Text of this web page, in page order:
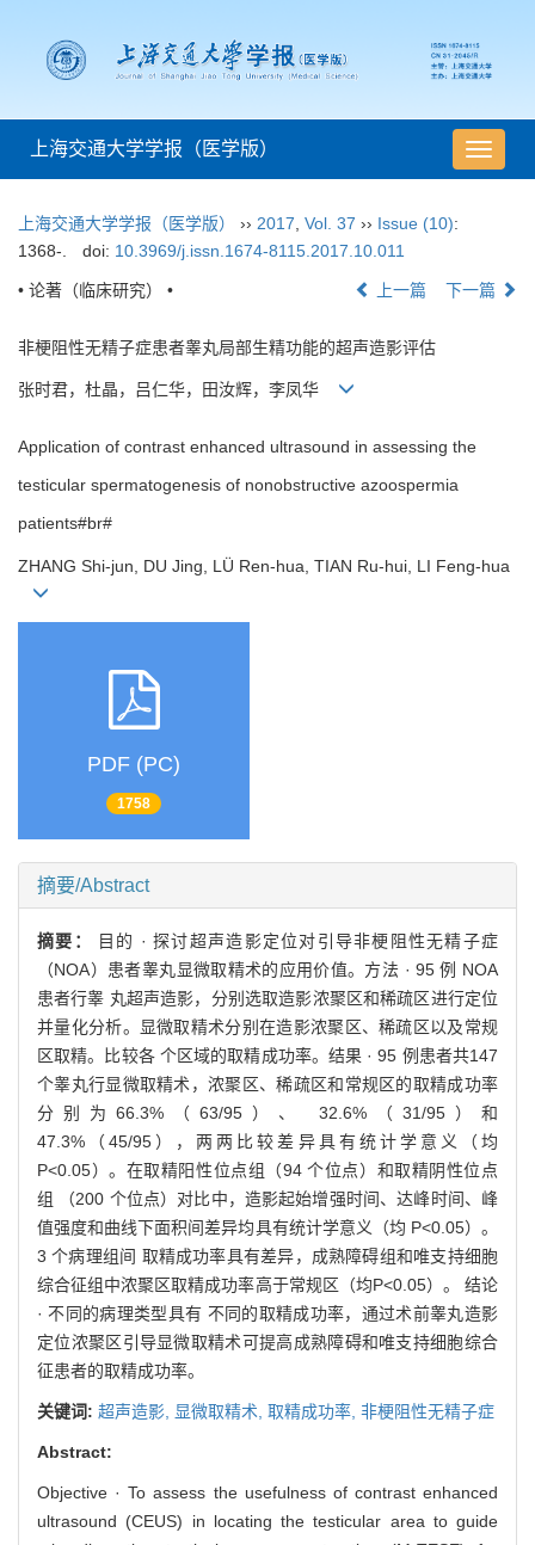
导
航
上海交通大学学报（医学版）
上海交通大学学报（医学版） ›› 2017 Vol. 37 ›› Issue (10):
1368-.
doi: 10.3969/j.issn.1674-8115.2017.10.011
• 论著（临床研究） • 上一篇 下一篇
非梗阻性无精子症患者睾丸局部生精功能的超声造影评估
张时君，杜晶，吕仁华，田汝辉，李凤华
Application of contrast enhanced ultrasound in assessing the
testicular spermatogenesis of nonobstructive azoospermia
patients#br#
ZHANG Shi-jun, DU Jing, LÜ Ren-hua, TIAN Ru-hui, LI Feng-hua
PDF (PC)
1758
摘要/Abstract
摘要：
目的 · 探讨超声造影定位对引导非梗阻性无精子症
（NOA）患者睾丸显微取精术的应用价值。方法 · 95 例 NOA
患者行睾 丸超声造影，分别选取造影浓聚区和稀疏区进行定位
并量化分析。显微取精术分别在造影浓聚区、稀疏区以及常规
区取精。比较各 个区域的取精成功率。结果 · 95 例患者共147
个睾丸行显微取精术，浓聚区、稀疏区和常规区的取精成功率
分别为66.3%（63/95）、 32.6%（31/95）和
47.3%（45/95），两两比较差异具有统计学意义（均
P<0.05）。在取精阳性位点组（94 个位点）和取精阴性位点
组 （200 个位点）对比中，造影起始增强时间、达峰时间、峰
值强度和曲线下面积间差异均具有统计学意义（均 P<0.05）。
3 个病理组间 取精成功率具有差异，成熟障碍组和唯支持细胞
综合征组中浓聚区取精成功率高于常规区（均P<0.05）。 结论
· 不同的病理类型具有 不同的取精成功率，通过术前睾丸造影
定位浓聚区引导显微取精术可提高成熟障碍和唯支持细胞综合
征患者的取精成功率。
关键词: 超声造影, 显微取精术, 取精成功率, 非梗阻性无精子症
Abstract:
Objective · To assess the usefulness of contrast enhanced
ultrasound (CEUS) in locating the testicular area to guide